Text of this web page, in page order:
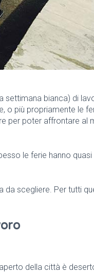
settimana bianca) di
o più propriamente le
per poter affrontare al
le ferie hanno
scegliere. Per tutti
della città è